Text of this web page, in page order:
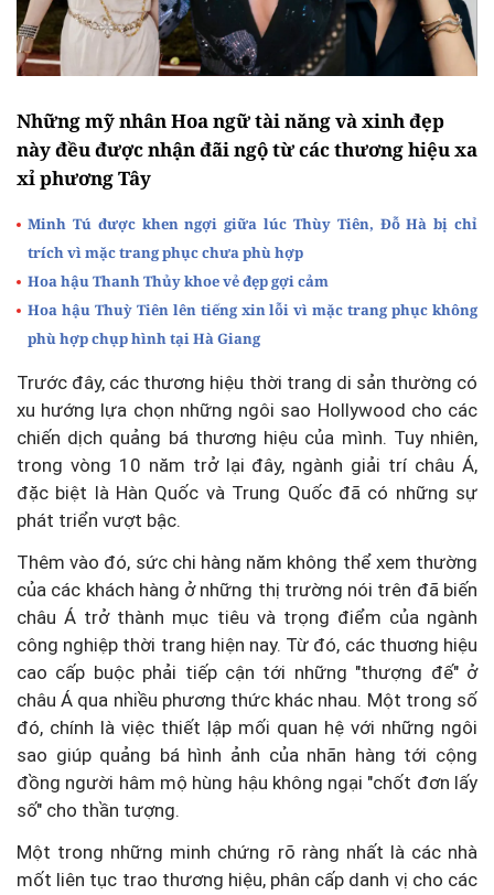
Những mỹ nhân Hoa ngữ tài năng và xinh đẹp
này đều được nhận đãi ngộ từ các thương hiệu xa
xỉ phương Tây
Minh Tú được khen ngợi giữa lúc Thùy Tiên, Đỗ Hà bị chỉ
trích vì mặc trang phục chưa phù hợp
Hoa hậu Thanh Thủy khoe vẻ đẹp gợi cảm
Hoa hậu Thuỳ Tiên lên tiếng xin lỗi vì mặc trang phục không
phù hợp chụp hình tại Hà Giang
Trước đây, các thương hiệu thời trang di sản thường có
xu hướng lựa chọn những ngôi sao Hollywood cho các
chiến dịch quảng bá thương hiệu của mình. Tuy nhiên,
trong vòng 10 năm trở lại đây, ngành giải trí châu Á,
đặc biệt là Hàn Quốc và Trung Quốc đã có những sự
phát triển vượt bậc.
Thêm vào đó, sức chi hàng năm không thể xem thường
của các khách hàng ở những thị trường nói trên đã biến
châu Á trở thành mục tiêu và trọng điểm của ngành
công nghiệp thời trang hiện nay. Từ đó, các thuơng hiệu
cao cấp buộc phải tiếp cận tới những "thượng đế" ở
châu Á qua nhiều phương thức khác nhau. Một trong số
đó, chính là việc thiết lập mối quan hệ với những ngôi
sao giúp quảng bá hình ảnh của nhãn hàng tới cộng
đồng người hâm mộ hùng hậu không ngại "chốt đơn lấy
số" cho thần tượng.
Một trong những minh chứng rõ ràng nhất là các nhà
mốt liên tục trao thương hiệu, phân cấp danh vị cho các